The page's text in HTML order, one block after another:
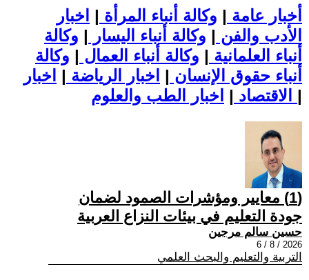
أخبار عامة | وكالة أنباء المرأة | اخبار
الأدب والفن | وكالة أنباء اليسار | وكالة
أنباء العلمانية | وكالة أنباء العمال | وكالة
أنباء حقوق الإنسان | اخبار الرياضة | اخبار
الاقتصاد | |
(1) معايير ومؤشرات الصمود لضمان
جودة التعليم في بيئات النزاع العربية
حسين سالم مرجين
2026 / 8 / 6
التربية والتعليم والبحث العلمي